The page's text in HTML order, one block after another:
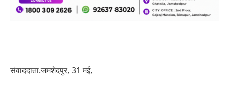
संवाददाता.जमशेदपुर, 31 मई,